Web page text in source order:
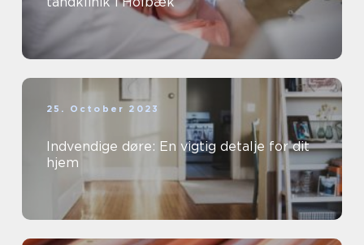
25. October 2023
Indvendige døre: En vigtig detalje for dit
hjem